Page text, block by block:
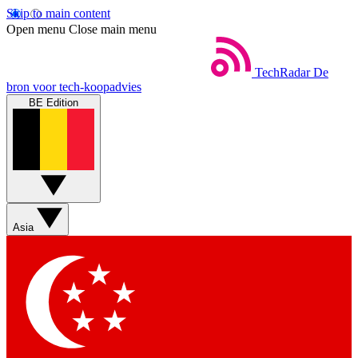
Skip to main content
Open menu Close main menu
TechRadar De
bron voor tech-koopadvies
BE Edition
Asia